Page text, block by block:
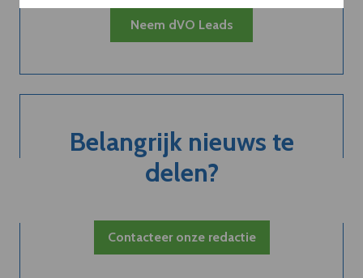
Neem dVO Leads
Belangrijk nieuws te
delen?
Contacteer onze redactie